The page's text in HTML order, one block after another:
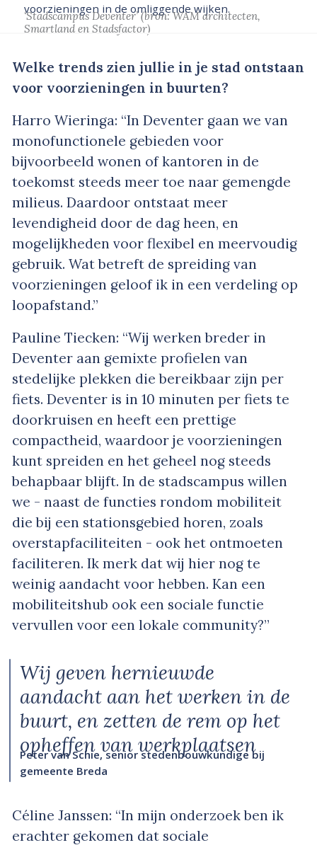
voorzieningen in de omliggende wijken.
‘Stadscampus Deventer’(bron: WAM architecten,
Smartland en Stadsfactor)
Welke trends zien jullie in je stad ontstaan
voor voorzieningen in buurten?
Harro Wieringa: “In Deventer gaan we van
monofunctionele gebieden voor
bijvoorbeeld wonen of kantoren in de
toekomst steeds meer toe naar gemengde
milieus. Daardoor ontstaat meer
levendigheid door de dag heen, en
mogelijkheden voor flexibel en meervoudig
gebruik. Wat betreft de spreiding van
voorzieningen geloof ik in een verdeling op
loopafstand.”
Pauline Tiecken: “Wij werken breder in
Deventer aan gemixte profielen van
stedelijke plekken die bereikbaar zijn per
fiets. Deventer is in 10 minuten per fiets te
doorkruisen en heeft een prettige
compactheid, waardoor je voorzieningen
kunt spreiden en het geheel nog steeds
behapbaar blijft. In de stadscampus willen
we - naast de functies rondom mobiliteit
die bij een stationsgebied horen, zoals
overstapfaciliteiten - ook het ontmoeten
faciliteren. Ik merk dat wij hier nog te
weinig aandacht voor hebben. Kan een
mobiliteitshub ook een sociale functie
vervullen voor een lokale community?”
Wij geven hernieuwde
aandacht aan het werken in de
buurt, en zetten de rem op het
opheffen van werkplaatsen
Peter van Schie, senior stedenbouwkundige bij
gemeente Breda
Céline Janssen: “In mijn onderzoek ben ik
erachter gekomen dat sociale